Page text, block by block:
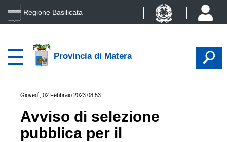
Regione Basilicata
Provincia di Matera
Giovedì, 02 Febbraio 2023 08:53
Avviso di selezione
pubblica per il